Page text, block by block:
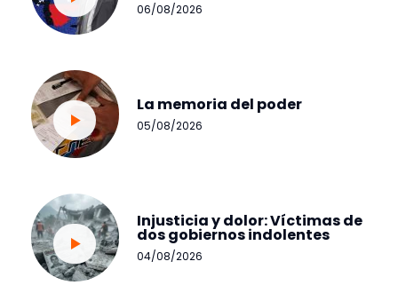
06/08/2026
La memoria del poder
05/08/2026
Injusticia y dolor: Víctimas de
dos gobiernos indolentes
04/08/2026